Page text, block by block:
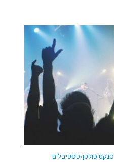
סנקט פולטן•פסטיבלים